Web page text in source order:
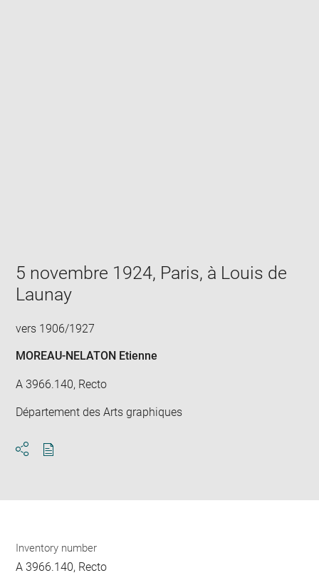
window
5 novembre 1924, Paris, à Louis de
Launay
vers 1906/1927
MOREAU-NELATON Etienne
A 3966.140, Recto
Département des Arts graphiques
Inventory number
A 3966.140, Recto